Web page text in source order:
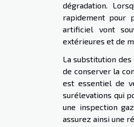
dégradation.
rapidement pour
artificiel vont
extérieures et de
La substitution
de conserver la
est essentiel de
surélevations qui
une inspection
assurez ainsi une